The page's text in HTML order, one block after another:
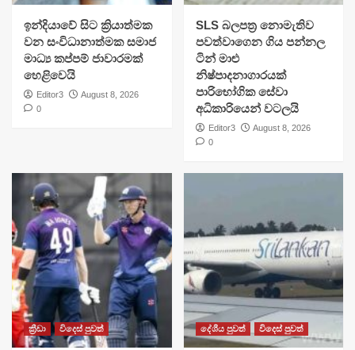
​ඉන්දියාවේ සිට ක්‍රියාත්මක
වන සංවිධානාත්මක සමාජ
මාධ්‍ය කප්පම් ජාවාරමක්
හෙළිවෙයි
Editor3
August 8, 2026
0
SLS බලපත්‍ර නොමැතිව
පවත්වාගෙන ගිය පන්නල
ටින් මාළු
නිෂ්පාදනාගාරයක්
පාරිභෝගික සේවා
අධිකාරියෙන් වටලයි
Editor3
August 8, 2026
0
ක්‍රීඩා විදෙස් පුවත් දේශීය පුවත් විදෙස් පුවත්